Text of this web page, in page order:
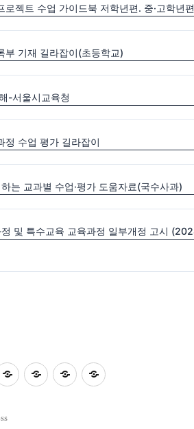
젝트 수업 가이드북 저학년편. 중·고학년편
기재 길라잡이(초등학교)
-서울시교육청
정 수업 평가 길라잡이
는 교과별 수업·평가 도움자료(국수사과)
좋
사
자
학